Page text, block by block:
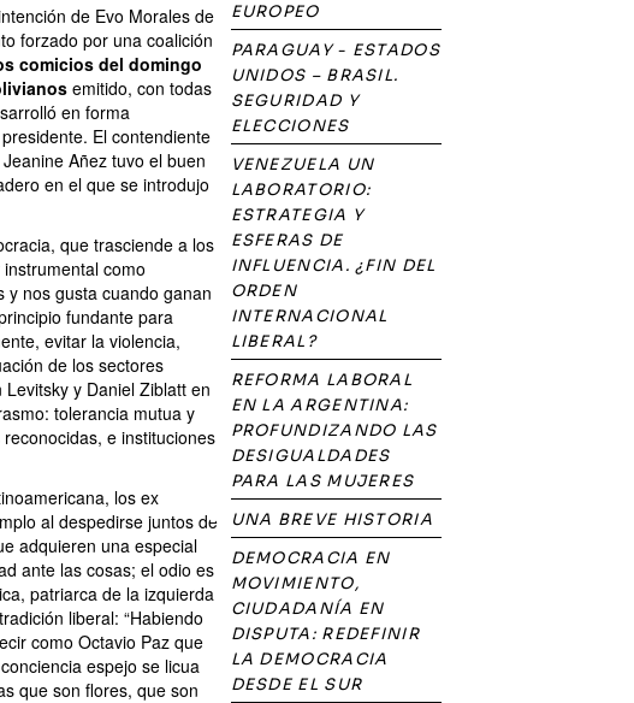
de Evo Morales de
forzado por una coalición
comicios del domingo
emitido, con todas
en forma
El contendiente
Añez tuvo el buen
en el que se introdujo
que trasciende a los
como
y nos gusta cuando ganan
fundante para
evitar la violencia,
de los sectores
y Daniel Ziblatt en
tolerancia mutua y
e instituciones
los ex
al despedirse juntos de
adquieren una especial
ante las cosas; el odio es
patriarca de la izquierda
liberal: “Habiendo
como Octavio Paz que
espejo se licua
que son flores, que son
EUROPEO
PARAGUAY - ESTADOS
UNIDOS – BRASIL.
SEGURIDAD Y
ELECCIONES
VENEZUELA UN
LABORATORIO:
ESTRATEGIA Y
ESFERAS DE
INFLUENCIA. ¿FIN DEL
ORDEN
INTERNACIONAL
LIBERAL?
REFORMA LABORAL
EN LA ARGENTINA:
PROFUNDIZANDO LAS
DESIGUALDADES
PARA LAS MUJERES
UNA BREVE HISTORIA
DEMOCRACIA EN
MOVIMIENTO,
CIUDADANÍA EN
DISPUTA: REDEFINIR
LA DEMOCRACIA
DESDE EL SUR